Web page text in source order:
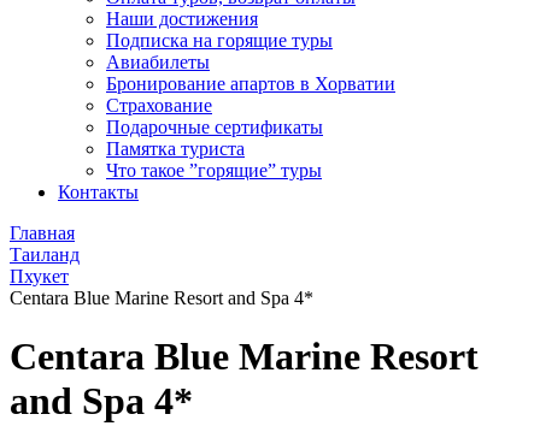
Наши достижения
Подписка на горящие туры
Авиабилеты
Бронирование апартов в Хорватии
Страхование
Подарочные сертификаты
Памятка туриста
Что такое ”горящие” туры
Контакты
Главная
Таиланд
Пхукет
Centara Blue Marine Resort and Spa 4*
Centara Blue Marine Resort
and Spa 4*